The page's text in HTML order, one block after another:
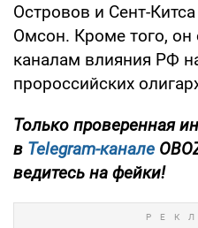
Островов и Сент-
Омсон. Кроме того, он
каналам влияния РФ
пророссийских
Только проверенная
в Telegram-канале
ведитесь на фейки!